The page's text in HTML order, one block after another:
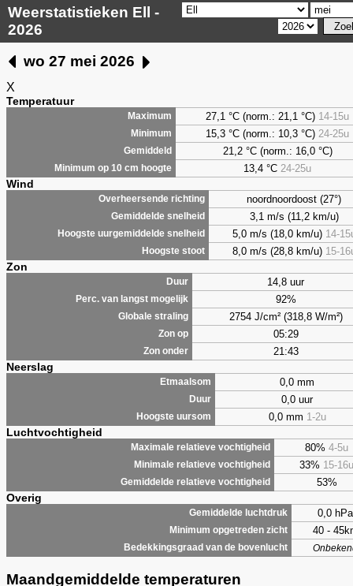
Weerstatistieken Ell -
2026
wo 27 mei 2026
X
Temperatuur
Maximum 27,1 °C (norm.: 21,1 °C) 14-15u
Minimum 15,3 °C (norm.: 10,3 °C) 24-25u
Gemiddeld 21,2 °C (norm.: 16,0 °C)
Minimum op 10 cm hoogte 13,4 °C 24-25u
Wind
Overheersende richting noordnoordoost (27°)
Gemiddelde snelheid 3,1 m/s (11,2 km/u)
Hoogste uurgemiddelde snelheid 5,0 m/s (18,0 km/u) 14-
Hoogste stoot 8,0 m/s (28,8 km/u) 15-
Zon
Duur 14,8 uur
Perc. van langst mogelijk 92%
Globale straling 2754 J/cm² (318,8 W/m²)
Zon op 05:29
Zon onder 21:43
Neerslag
Etmaalsom 0,0 mm
Duur 0,0 uur
Hoogste uursom 0,0 mm 1-2u
Luchtvochtigheid
Maximale relatieve vochtigheid 80% 4-5u
Minimale relatieve vochtigheid 33% 15-16u
Gemiddelde relatieve vochtigheid 53%
Overig
Gemiddelde luchtdruk 0,0 hPa
Minimum opgetreden zicht 40 -
Bedekkingsgraad van de bovenlucht
Maandgemiddelde temperaturen